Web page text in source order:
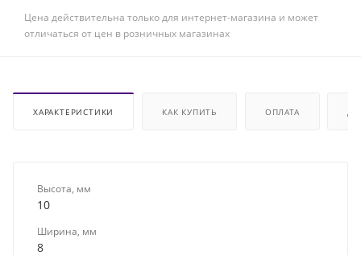
Цена действительна только для интернет-магазина и может
отличаться от цен в розничных магазинах
ХАРАКТЕРИСТИКИ КАК КУПИТЬ ОПЛАТА
Высота, мм
10
Ширина, мм
8